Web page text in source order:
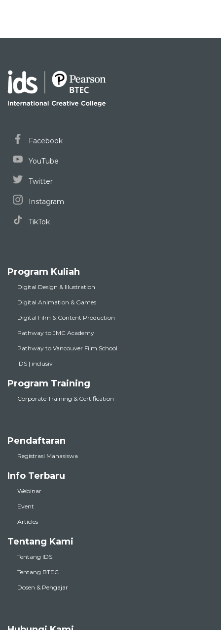
Facebook
YouTube
Twitter
Instagram
TikTok
Program Kuliah
Digital Design & Illustration
Digital Animation & Games
Digital Film & Content Production
Pathway to JMC Academy
Pathway to Vancouver Film School
IDS | inclusiv
Program Training
Corporate Training & Certification
Pendaftaran
Registrasi Mahasiswa
Info Terbaru
Webinar
Event
Articles
Tentang Kami
Tentang IDS
Tentang BTEC
Dosen & Pengajar